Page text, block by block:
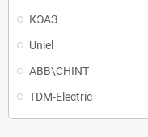
КЭАЗ
Uniel
ABB\CHINT
TDM-Electric